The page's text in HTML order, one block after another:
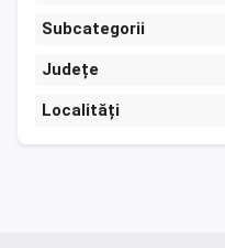
Subcategorii
Județe
Localități